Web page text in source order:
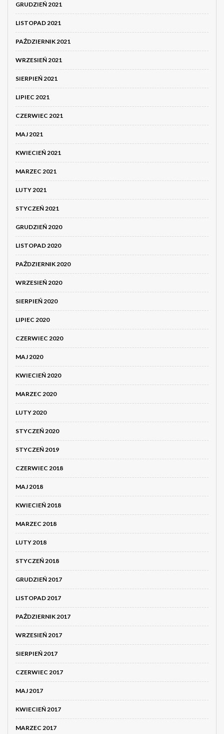
GRUDZIEŃ 2021
LISTOPAD 2021
PAŹDZIERNIK 2021
WRZESIEŃ 2021
SIERPIEŃ 2021
LIPIEC 2021
CZERWIEC 2021
MAJ 2021
KWIECIEŃ 2021
MARZEC 2021
LUTY 2021
STYCZEŃ 2021
GRUDZIEŃ 2020
LISTOPAD 2020
PAŹDZIERNIK 2020
WRZESIEŃ 2020
SIERPIEŃ 2020
LIPIEC 2020
CZERWIEC 2020
MAJ 2020
KWIECIEŃ 2020
MARZEC 2020
LUTY 2020
STYCZEŃ 2020
STYCZEŃ 2019
CZERWIEC 2018
MAJ 2018
KWIECIEŃ 2018
MARZEC 2018
LUTY 2018
STYCZEŃ 2018
GRUDZIEŃ 2017
LISTOPAD 2017
PAŹDZIERNIK 2017
WRZESIEŃ 2017
SIERPIEŃ 2017
CZERWIEC 2017
MAJ 2017
KWIECIEŃ 2017
MARZEC 2017